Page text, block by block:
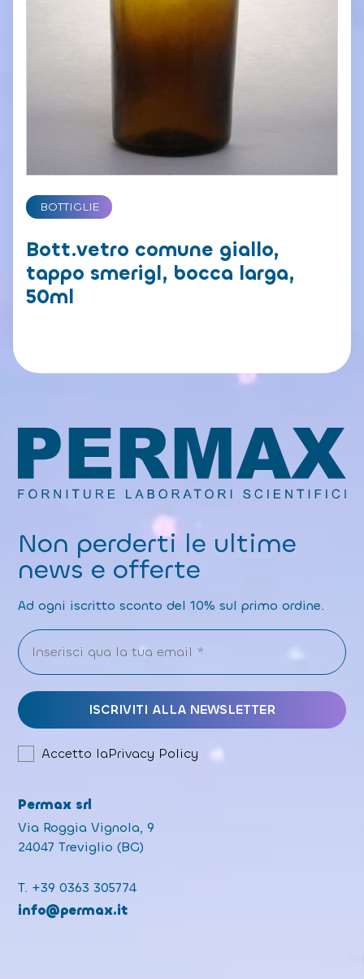
BOTTIGLIE
Bott.vetro comune giallo,
tappo smerigl, bocca larga,
50ml
Non perderti le ultime
news e offerte
Ad ogni iscritto sconto del 10% sul primo ordine.
Accetto laPrivacy Policy
Permax srl
Via Roggia Vignola, 9
24047 Treviglio (BG)
T. +39 0363 305774
info@permax.it